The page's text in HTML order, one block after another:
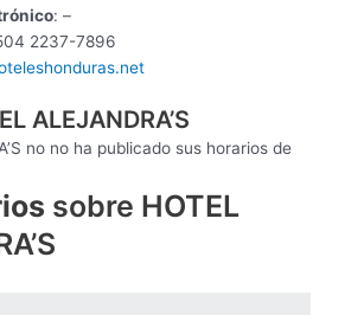
: –
2237-7896
ALEJANDRA’S
no no ha publicado sus horarios de
sobre HOTEL